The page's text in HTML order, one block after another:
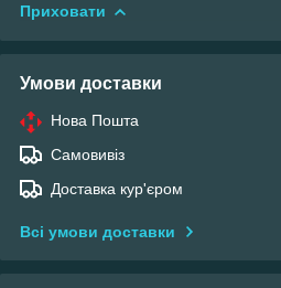
Приховати
Умови доставки
Нова Пошта
Самовивіз
Доставка кур'єром
Всі умови доставки